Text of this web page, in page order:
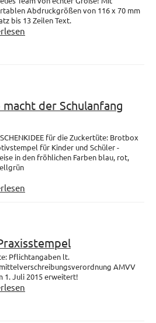
Abdruckgrößen von 116 x 70 mm
bis 13 Zeilen Text.
der Schulanfang
für die Zuckertüte: Brotbox
für Kinder und Schüler -
in den fröhlichen Farben blau, rot,
Pflichtangaben lt.
AMVV
1. Juli 2015 erweitert!